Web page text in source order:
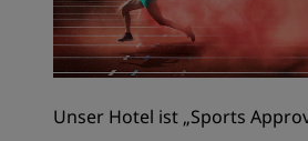
Unser Hotel ist „Sports